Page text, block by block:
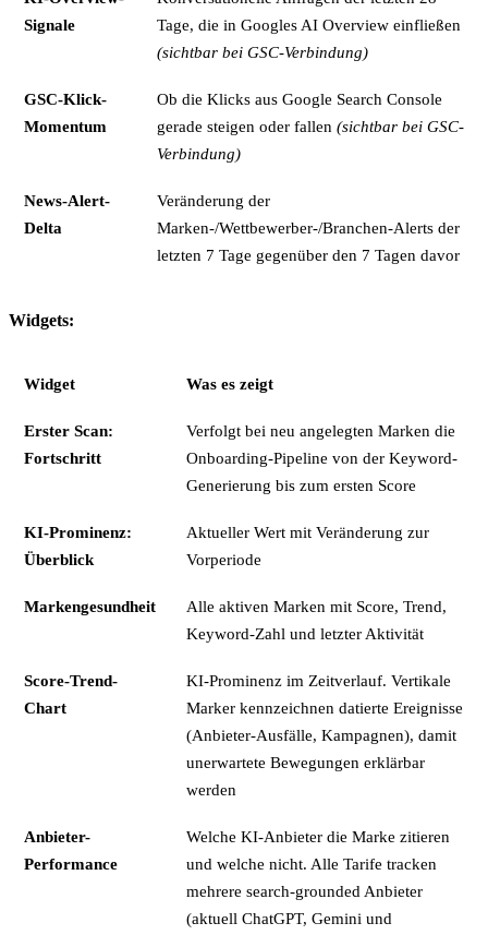
Signale
Tage, die in Googles AI Overview einfließen
(sichtbar bei GSC-Verbindung)
GSC-Klick-
Momentum
Ob die Klicks aus Google Search Console
gerade steigen oder fallen (sichtbar bei GSC-
Verbindung)
News-Alert-
Delta
Veränderung der
Marken-/Wettbewerber-/Branchen-Alerts der
letzten 7 Tage gegenüber den 7 Tagen davor
Widgets:
Widget Was es zeigt
Erster Scan:
Fortschritt
Verfolgt bei neu angelegten Marken die
Onboarding-Pipeline von der Keyword-
Generierung bis zum ersten Score
KI-Prominenz:
Überblick
Aktueller Wert mit Veränderung zur
Vorperiode
Markengesundheit
Alle aktiven Marken mit Score, Trend,
Keyword-Zahl und letzter Aktivität
Score-Trend-
Chart
KI-Prominenz im Zeitverlauf. Vertikale
Marker kennzeichnen datierte Ereignisse
(Anbieter-Ausfälle, Kampagnen), damit
unerwartete Bewegungen erklärbar
werden
Anbieter-
Performance
Welche KI-Anbieter die Marke zitieren
und welche nicht. Alle Tarife tracken
mehrere search-grounded Anbieter
(aktuell ChatGPT, Gemini und